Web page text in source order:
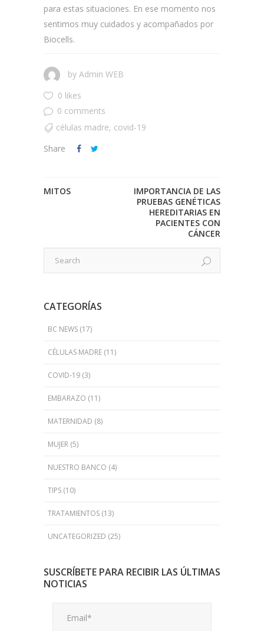
para estas situaciones. En ese momento nos
sentimos muy cuidados y acompañados por
Biocells.
by Admin WEB
0 likes
0 comments
células madre, covid-19
Share
MITOS
IMPORTANCIA DE LAS
PRUEBAS GENÉTICAS
HEREDITARIAS EN
PACIENTES CON
CÁNCER
CATEGORÍAS
BC NEWS (17)
CÉLULAS MADRE (11)
COVID-19 (3)
EMBARAZO (11)
MATERNIDAD (8)
MUJER (5)
NUESTRO BANCO (4)
TIPS (10)
TRATAMIENTOS (13)
UNCATEGORIZED (25)
SUSCRÍBETE PARA RECIBIR LAS ÚLTIMAS
NOTICIAS